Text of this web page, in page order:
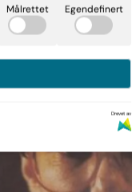
Målrettet Egendefinert
Drevet av